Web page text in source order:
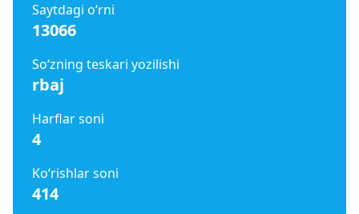
Saytdagi o‘rni
13066
So‘zning teskari yozilishi
rbaj
Harflar soni
4
Ko‘rishlar soni
414